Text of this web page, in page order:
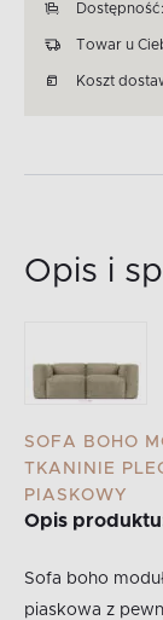
Dostępność:
Towar u
Koszt
Opis i
SOFA BOHO
TKANINIE
PIASKOWY
Opis
Sofa boho
piaskowa z